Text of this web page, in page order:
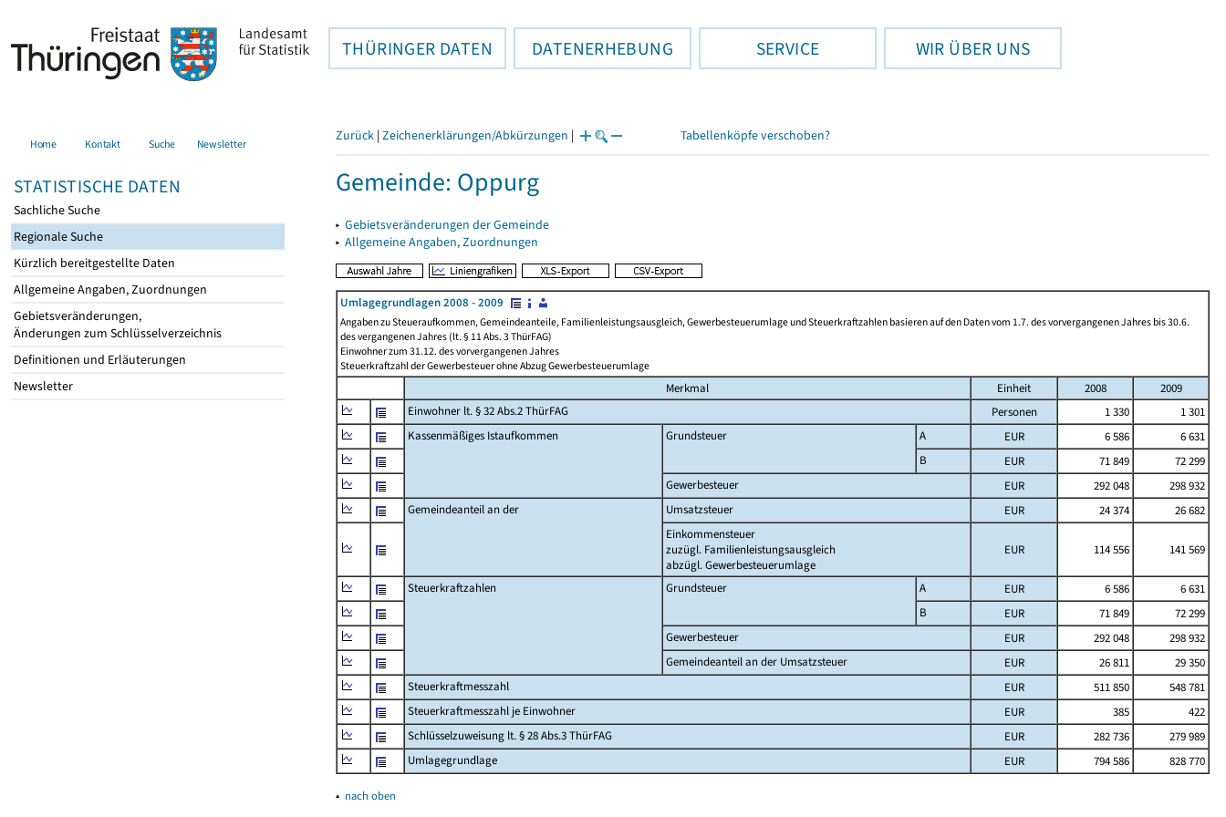
THÜRINGER DATEN DATENERHEBUNG SERVICE WIR ÜBER UNS
Home Kontakt Suche Newsletter
STATISTISCHE DATEN
Sachliche Suche
Regionale Suche
Kürzlich bereitgestellte Daten
Allgemeine Angaben, Zuordnungen
Gebietsveränderungen,
Änderungen zum Schlüsselverzeichnis
Definitionen und Erläuterungen
Newsletter
Zurück | Zeichenerklärungen/Abkürzungen | Tabellenköpfe verschoben?
Gemeinde: Oppurg
▸ Gebietsveränderungen der Gemeinde
▸ Allgemeine Angaben, Zuordnungen
Umlagegrundlagen 2008 - 2009
Angaben zu Steueraufkommen, Gemeindeanteile, Familienleistungsausgleich, Gewerbesteuerumlage und Steuerkraftzahlen basieren auf den Daten vom 1.7. des vorvergangenen Jahres bis 30.6.
des vergangenen Jahres (lt. § 11 Abs. 3 ThürFAG)
Einwohner zum 31.12. des vorvergangenen Jahres
Steuerkraftzahl der Gewerbesteuer ohne Abzug Gewerbesteuerumlage
Merkmal Einheit 2008
2009
Einwohner lt. § 32 Abs.2 ThürFAG
Personen 1 330
1 301
Kassenmäßiges Istaufkommen
Grundsteuer A EUR 6 586
6 631
B
EUR 71 849
72 299
Gewerbesteuer
EUR 292 048
298 932
Gemeindeanteil an der
Umsatzsteuer EUR 24 374
26 682
Einkommensteuer
zuzügl. Familienleistungsausgleich
abzügl. Gewerbesteuerumlage
EUR 114 556 141 569
Steuerkraftzahlen Grundsteuer A EUR 6 586
6 631
B
EUR 71 849
72 299
Gewerbesteuer
EUR 292 048
298 932
Gemeindeanteil an der Umsatzsteuer
EUR 26 811
29 350
Steuerkraftmesszahl
EUR 511 850
548 781
Steuerkraftmesszahl je Einwohner
EUR 385
422
Schlüsselzuweisung lt. § 28 Abs.3 ThürFAG
EUR 282 736
279 989
Umlagegrundlage
EUR 794 586 828 770
▴ nach oben